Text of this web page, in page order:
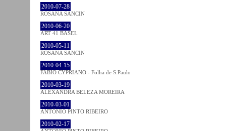
2010-07-28
ROSANA SANCIN
2010-06-20
ART 41 BASEL
2010-05-11
ROSANA SANCIN
2010-04-15
FABIO CYPRIANO - Folha de S.Paulo
2010-03-19
ALEXANDRA BELEZA MOREIRA
2010-03-01
ANTÓNIO PINTO RIBEIRO
2010-02-17